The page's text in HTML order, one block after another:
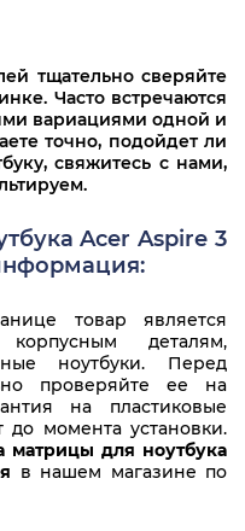
тщательно сверяйте
Часто встречаются
вариациями одной и
точно, подойдет ли
свяжитесь с нами,
Acer Aspire 3
товар является
деталям,
ноутбуки. Перед
проверяйте ее на
на пластиковые
момента установки.
матрицы для ноутбука
в нашем магазине по